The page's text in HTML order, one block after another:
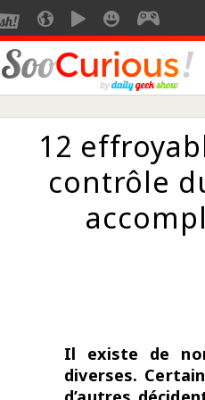
12
contrôle
Il existe de
diverses.